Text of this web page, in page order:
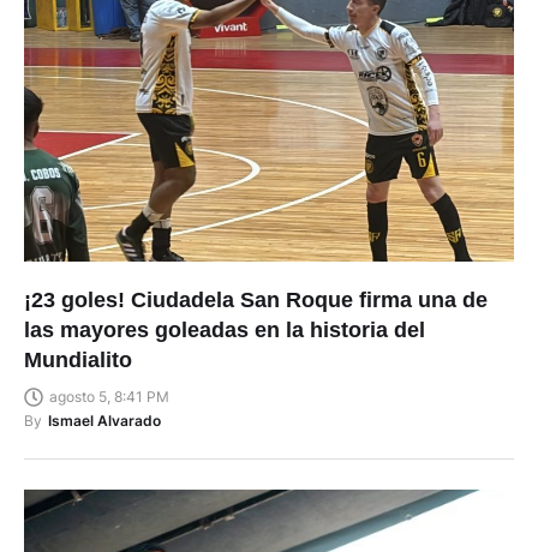
¡23 goles! Ciudadela San Roque firma una de
las mayores goleadas en la historia del
Mundialito
agosto 5, 8:41 PM
By Ismael Alvarado